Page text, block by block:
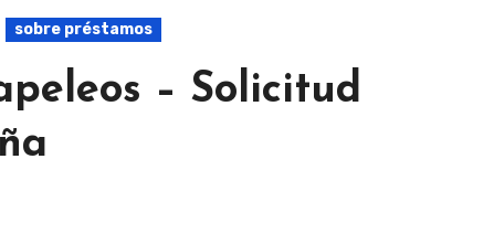
sobre préstamos
– Solicitud